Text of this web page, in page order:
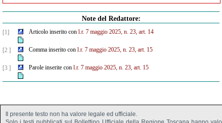
Note del Redattore:
[1] Articolo inserito con l.r. 7 maggio 2025, n. 23, art. 14
[2 ] Comma inserito con l.r. 7 maggio 2025, n. 23, art. 15
[3 ] Parole inserite con l.r. 7 maggio 2025, n. 23, art. 15
Il presente testo non ha valore legale ed ufficiale.